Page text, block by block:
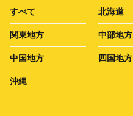
すべて 北海道
関東地方 中部地方
中国地方 四国地方
沖縄